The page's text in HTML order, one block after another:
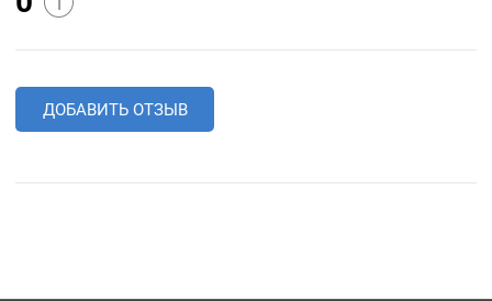
ДОБАВИТЬ ОТЗЫВ